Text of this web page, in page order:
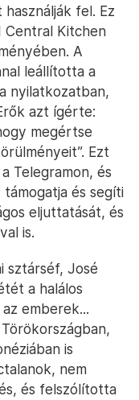
fel. Ez
Central Kitchen
A
leállította a
nyilatkozatban,
azt ígérte:
megértse
Ezt
Telegramon, és
és segíti
eljuttatását, és
is.
sztárséf, José
a halálos
emberek...
is
nem
és felszólította